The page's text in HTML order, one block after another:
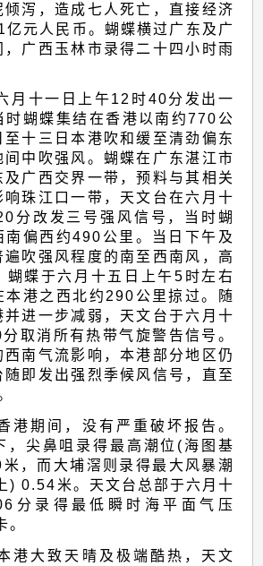
倾泻，造成七人死亡，直接经济
元人民币。蝴蝶横过广东及广
，广西玉林市录得二十四小时雨
月十一日上午12时40分发出一
时蝴蝶集结在香港以南约770公
至十三日本港吹和缓至清劲偏东
间中吹强风。蝴蝶在广东湛江市
广西交界一带，预料与其相关
响珠江口一带，天文台在六月十
分改发三号强风信号，当时蝴
南偏西约490公里。当日下午及
遍吹强风程度的南至西南风，高
蝴蝶于六月十五日上午5时左右
本港之西北约290公里掠过。随
进一步减弱，天文台于六月十
取消所有热带气旋警告信号。
南气流影响，本港部分地区仍
随即发出强烈季候风信号，直至
港期间，没有严重破坏报告。
，尖鼻咀录得最高潮位(海图基
，而大埔滘则录得最大风暴潮
) 0.54米。天文台总部于六月十
分录得最低瞬时海平面气压
。
港大致天晴及极端酷热，天文